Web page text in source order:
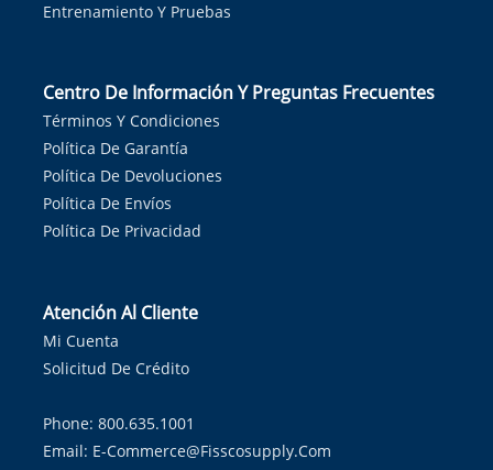
Entrenamiento Y Pruebas
Centro De Información Y Preguntas Frecuentes
Términos Y Condiciones
Política De Garantía
Política De Devoluciones
Política De Envíos
Política De Privacidad
Atención Al Cliente
Mi Cuenta
Solicitud De Crédito
Phone: 800.635.1001
Email: E-Commerce@fisscosupply.com